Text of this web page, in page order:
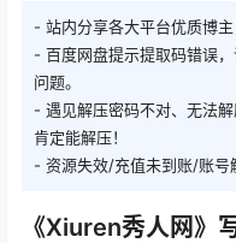
- 站内分享各大平台优质博
- 百度网盘提示提取码错误
问题。
- 遇见解压密码不对、无法
肯定能解压！
- 资源失效/充值未到账/账号
《Xiuren秀人网